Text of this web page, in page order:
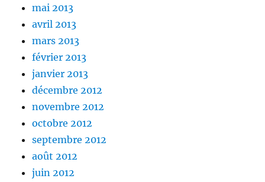
mai 2013
avril 2013
mars 2013
février 2013
janvier 2013
décembre 2012
novembre 2012
octobre 2012
septembre 2012
août 2012
juin 2012